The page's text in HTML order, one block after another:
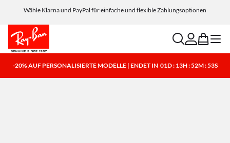
Wähle Klarna und PayPal für einfache und flexible Zahlungsoptionen
searchaccount
bag menu
-20% AUF PERSONALISIERTE MODELLE | ENDET IN 01D : 13H : 52M : 53S